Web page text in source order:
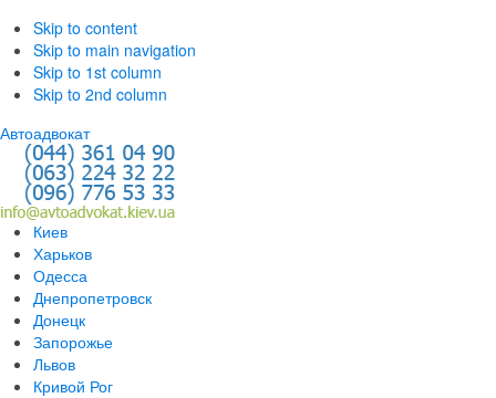
Skip to content
Skip to main navigation
Skip to 1st column
Skip to 2nd column
Автоадвокат
Киев
Харьков
Одесса
Днепропетровск
Донецк
Запорожье
Львов
Кривой Рог